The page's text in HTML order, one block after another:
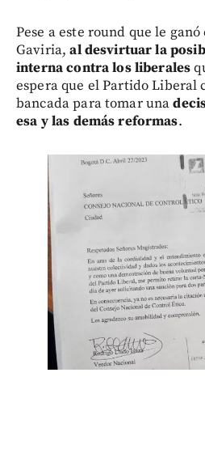
Pese a este round que le
Gaviria, al desvirtuar la
interna contra los liberales
espera que el Partido Liberal
bancada para tomar una
esa y las demás reformas.